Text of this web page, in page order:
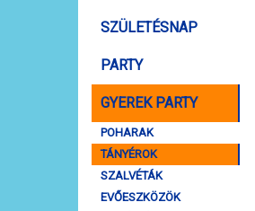
SZÜLETÉSNAP
PARTY
GYEREK PARTY
POHARAK
TÁNYÉROK
SZALVÉTÁK
EVŐESZKÖZÖK